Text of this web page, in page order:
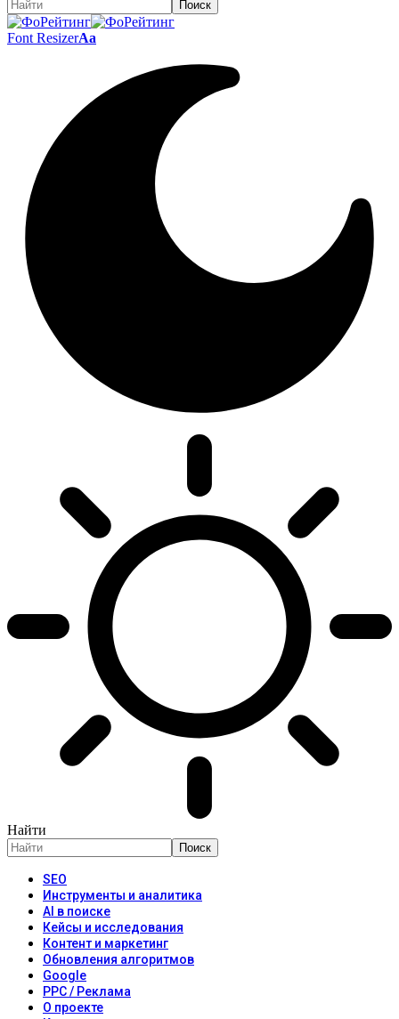
Font ResizerAa
Найти
SEO
Инструменты и аналитика
AI в поиске
Кейсы и исследования
Контент и маркетинг
Обновления алгоритмов
Google
PPC / Реклама
О проекте